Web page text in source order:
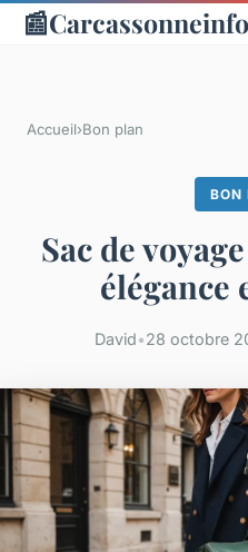
📰Carcassonneinfo
Accueil›Bon plan
BON
Sac de
élégance
David•28 octobre